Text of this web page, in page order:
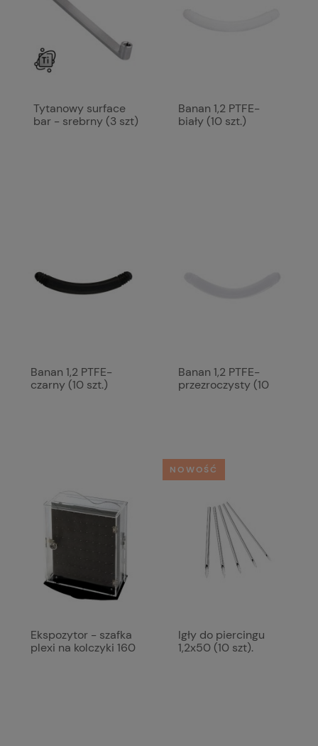
Tytanowy surface
bar - srebrny (3 szt)
Banan 1,2 PTFE-
biały (10 szt.)
Banan 1,2 PTFE-
czarny (10 szt.)
Banan 1,2 PTFE-
przezroczysty (10
Ekspozytor - szafka
plexi na kolczyki 160
Igły do piercingu
1,2x50 (10 szt).
NOWOŚĆ